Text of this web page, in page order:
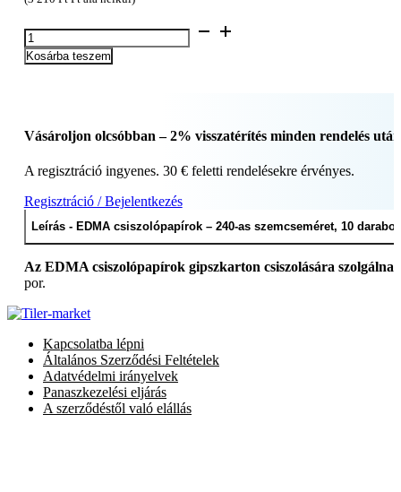
EDMA
csiszolópapírok
–
darabos
(Ref.
mennyiség
Kosárba teszem
Vásároljon olcsóbban – 2% visszatérítés minden rendelés után
A regisztráció ingyenes. 30 € feletti rendelésekre érvényes.
Regisztráció / Bejelentkezés
Leírás - EDMA csiszolópapírok – 240-as szemcseméret, 10
Az EDMA csiszolópapírok gipszkarton csiszolására
por.
Kapcsolatba lépni
Általános Szerződési Feltételek
Adatvédelmi irányelvek
Panaszkezelési eljárás
A szerződéstől való elállás